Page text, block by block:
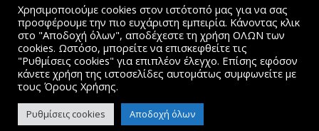
Όλες οι τιμές συμπεριλαμβάνουν Φ.Π.Α. | Όροι
Χρήσης και Προσωπικά Δεδομένα
website created by Dimitris Kosmogiannis. © 2015-2024
kosmogiannis.gr
Χρησιμοποιούμε cookies στον ιστότοπό μας για να σας
προσφέρουμε την πιο ευχάριστη εμπειρία. Κάνοντας κλικ
στο "Αποδοχή όλων", αποδέχεστε τη χρήση ΟΛΩΝ των
cookies. Ωστόσο, μπορείτε να επισκεφθείτε τις
"Ρυθμίσεις cookies" για επιπλέον έλεγχο. Επίσης εφόσον
κάνετε χρήση της ιστοσελίδες αυτομάτως συμφωνείτε με
τους Όρους Χρήσης.
Ρυθμίσεις cookies Αποδοχή όλων